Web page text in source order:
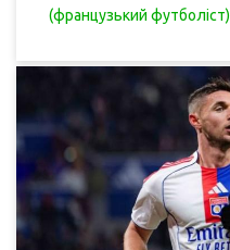
(французький футболіст)